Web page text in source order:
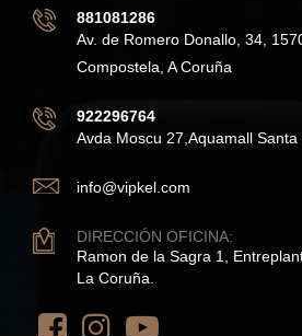
881081286
Av. de Romero Donallo, 34,
Compostela, A Coruña
922296764
Avda Moscu 27,Aquamall
info@vipkel.com
DIRECCIÓN OFICINA:
Ramon de la Sagra 1,
La Coruña.